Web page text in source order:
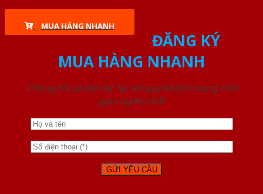
MUA HÀNG NHANH
ĐĂNG KÝ
MUA HÀNG NHANH
Chúng tôi sẽ liên lạc lại với quý khách trong thời
gian ngắn nhất